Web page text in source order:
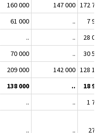
160 000 147 000 172 798
61 000 ..
7 905
.. ..
28 049
70 000 ..
30 556
209 000 142 000 128 113
138 000 ..
18 909
.. ..
1 768
.. .. 2750